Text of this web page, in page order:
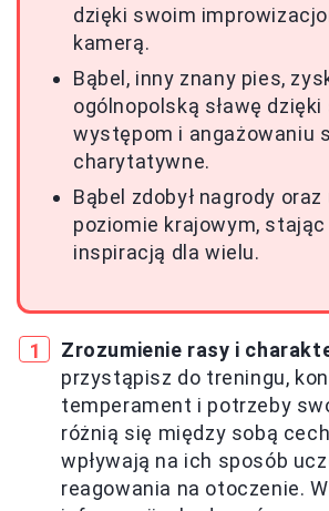
dzięki swoim
kamerą.
Bąbel, inny znany pies,
ogólnopolską sławę dzięki
występom i angażowaniu
charytatywne.
Bąbel zdobył nagrody
poziomie krajowym, stając
inspiracją dla wielu.
Zrozumienie rasy i
przystąpisz do treningu,
temperament i potrzeby
różnią się między sobą
wpływają na ich sposób
reagowania na otoczenie.